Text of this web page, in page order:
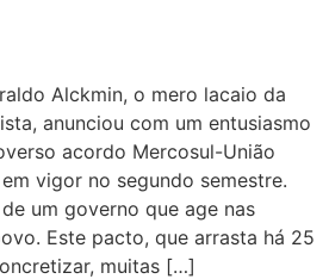
Alckmin, o mero lacaio da
anunciou com um entusiasmo
acordo Mercosul-União
vigor no segundo semestre.
um governo que age nas
Este pacto, que arrasta há 25
muitas […]